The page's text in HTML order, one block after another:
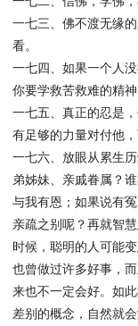
一七三、佛不渡无缘
看。
一七四、如果一个人
你要学救苦救难的精
一七五、真正的忍是
有足够的力量对付他
一七六、放眼从累生
弟姊妹、亲戚眷属？
与我有恩；如果说有
亲疏之别呢？再就智
时候，聪明的人可能
也曾做过许多好事，
来也不一定会好。如
差别的概念，自然就